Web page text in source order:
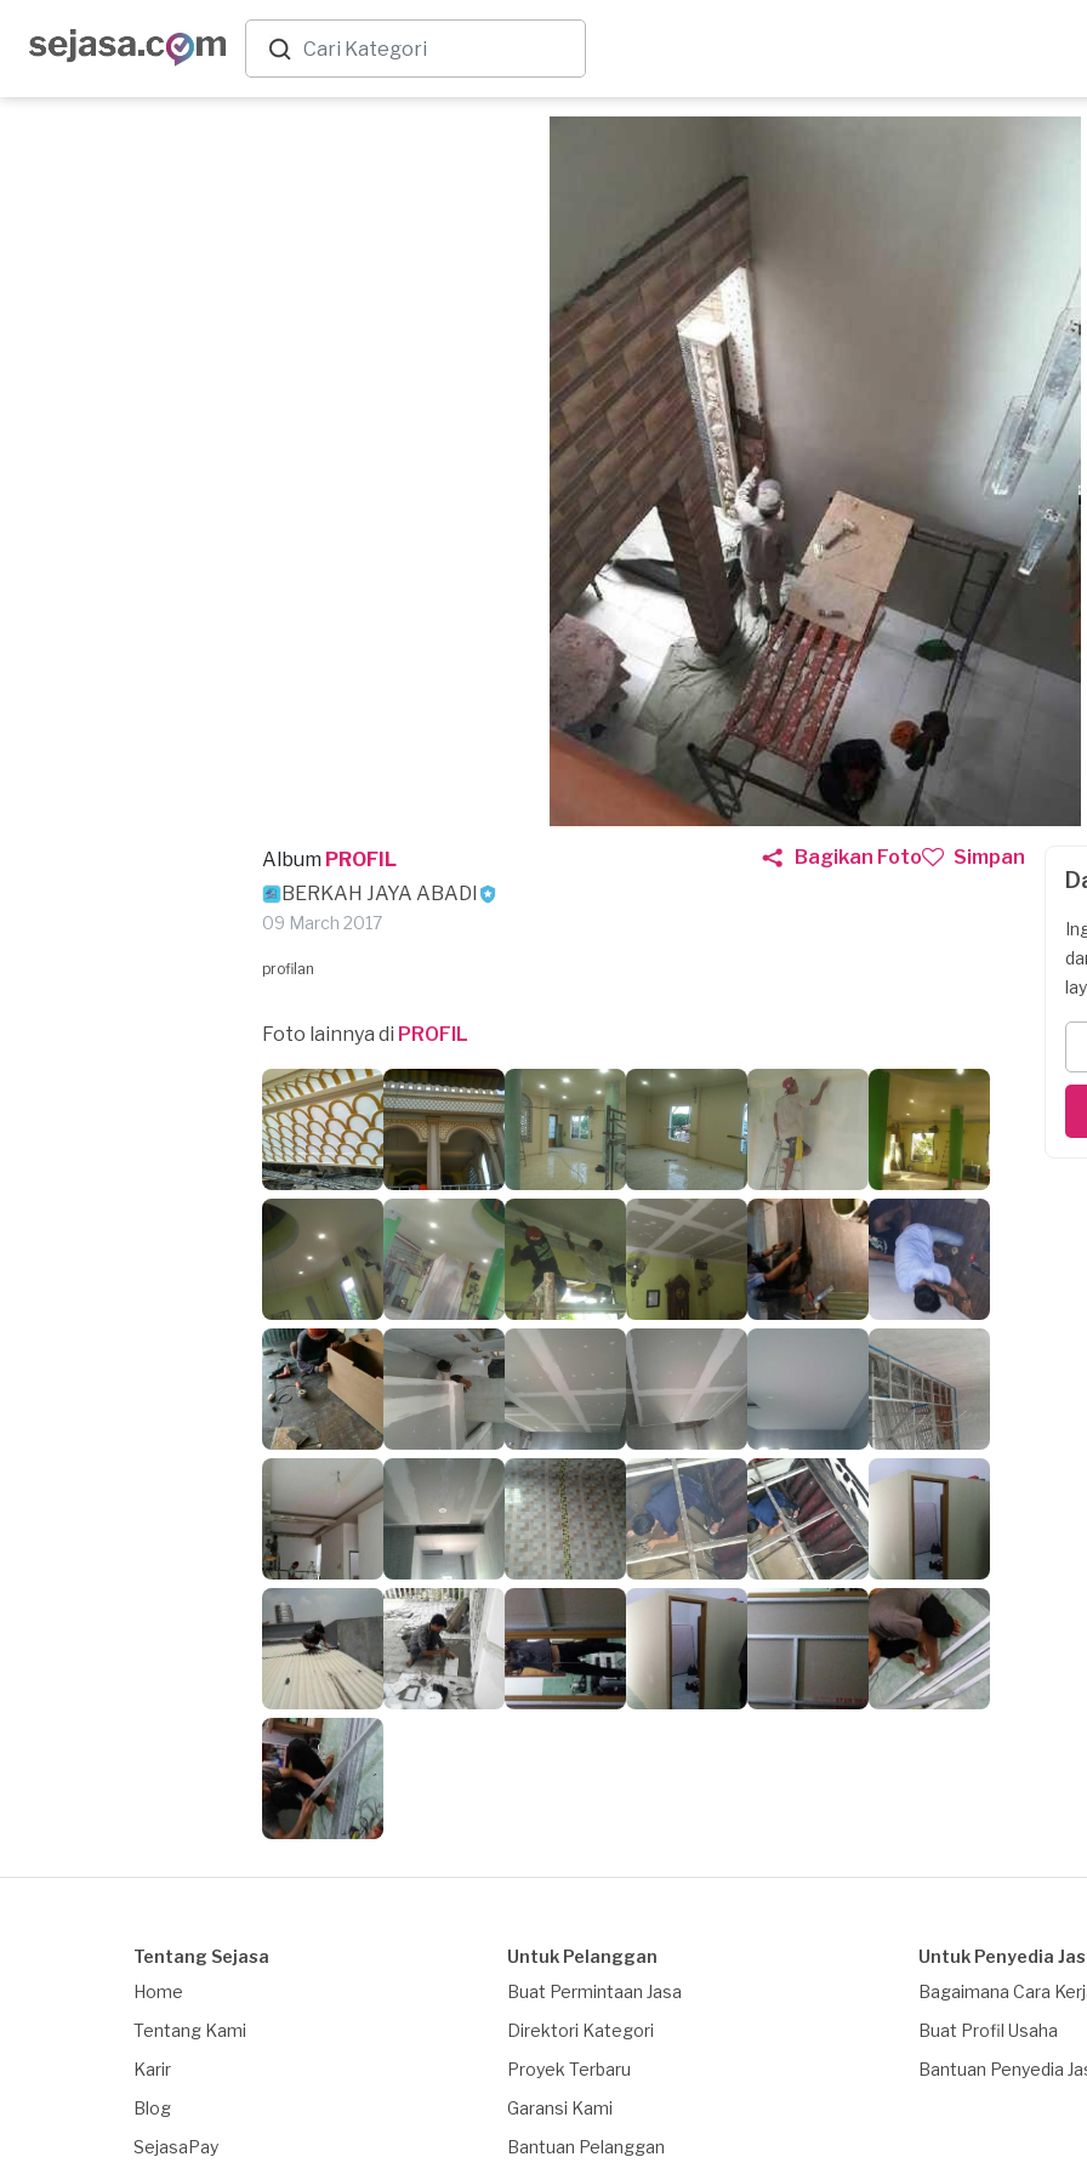
Album PROFIL
BERKAH JAYA ABADI
09 March 2017
Bagikan Foto Simpan
profilan
Foto lainnya di PROFIL
Tentang Sejasa
Home
Tentang Kami
Karir
Blog
SejasaPay
Untuk Pelanggan
Buat Permintaan Jasa
Direktori Kategori
Proyek Terbaru
Garansi Kami
Bantuan Pelanggan
Untuk Penyedia
Bagaimana Cara
Buat Profil Usaha
Bantuan Penyedia